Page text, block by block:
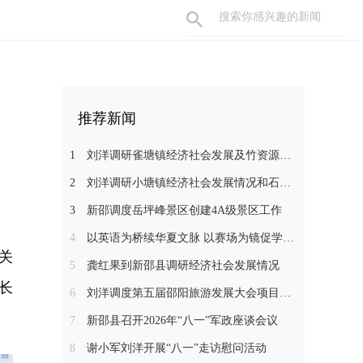
推荐新闻
1 刘洋调研雀塘镇经济社会发展及竹资源综合循环利用项目推进工作
2 刘洋调研小塘镇经济社会发展情况和石马江流域农文旅项目
3 新邵调度岳坪峰景区创建4A级景区工作
4 以英语为桥续华夏文脉 以赛场为镜促学子成长——新邵一中学子在省级 “用英语讲中国故事”大赛中斩获佳绩
5 龚红果到新邵县调研经济社会发展情况
6 刘洋调度第五届邵阳旅游发展大会项目建设工作
7 新邵县召开2026年“八一”军政座谈会议
8 谢小军刘洋开展“八一”走访慰问活动